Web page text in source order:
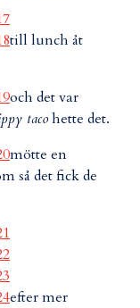
till lunch åt
och det var
tacohette det.
mötte en
så det fick de
efter mer